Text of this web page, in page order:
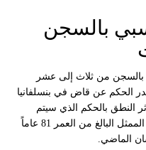
بالسجن
من ثلاث إلى عشر
الحكم عن قاض في بنسلفانيا
النطق بالحكم الذي سيتم
تنفيذه في سجن منعزل أي رد فعل عن الممثل البالغ من العمر 81 عاماً
الماضي.